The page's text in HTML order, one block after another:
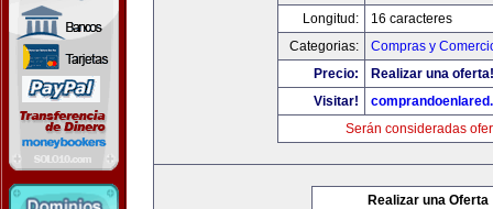
Longitud:
16 caracteres
Categorias:
Compras y
Precio:
Realizar una oferta!
Visitar!
Serán consideradas
Realizar una Oferta